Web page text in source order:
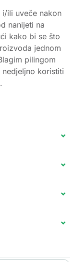
i/ili uveče nakon
nanijeti na
kako bi se što
jednom
pilingom
koristiti